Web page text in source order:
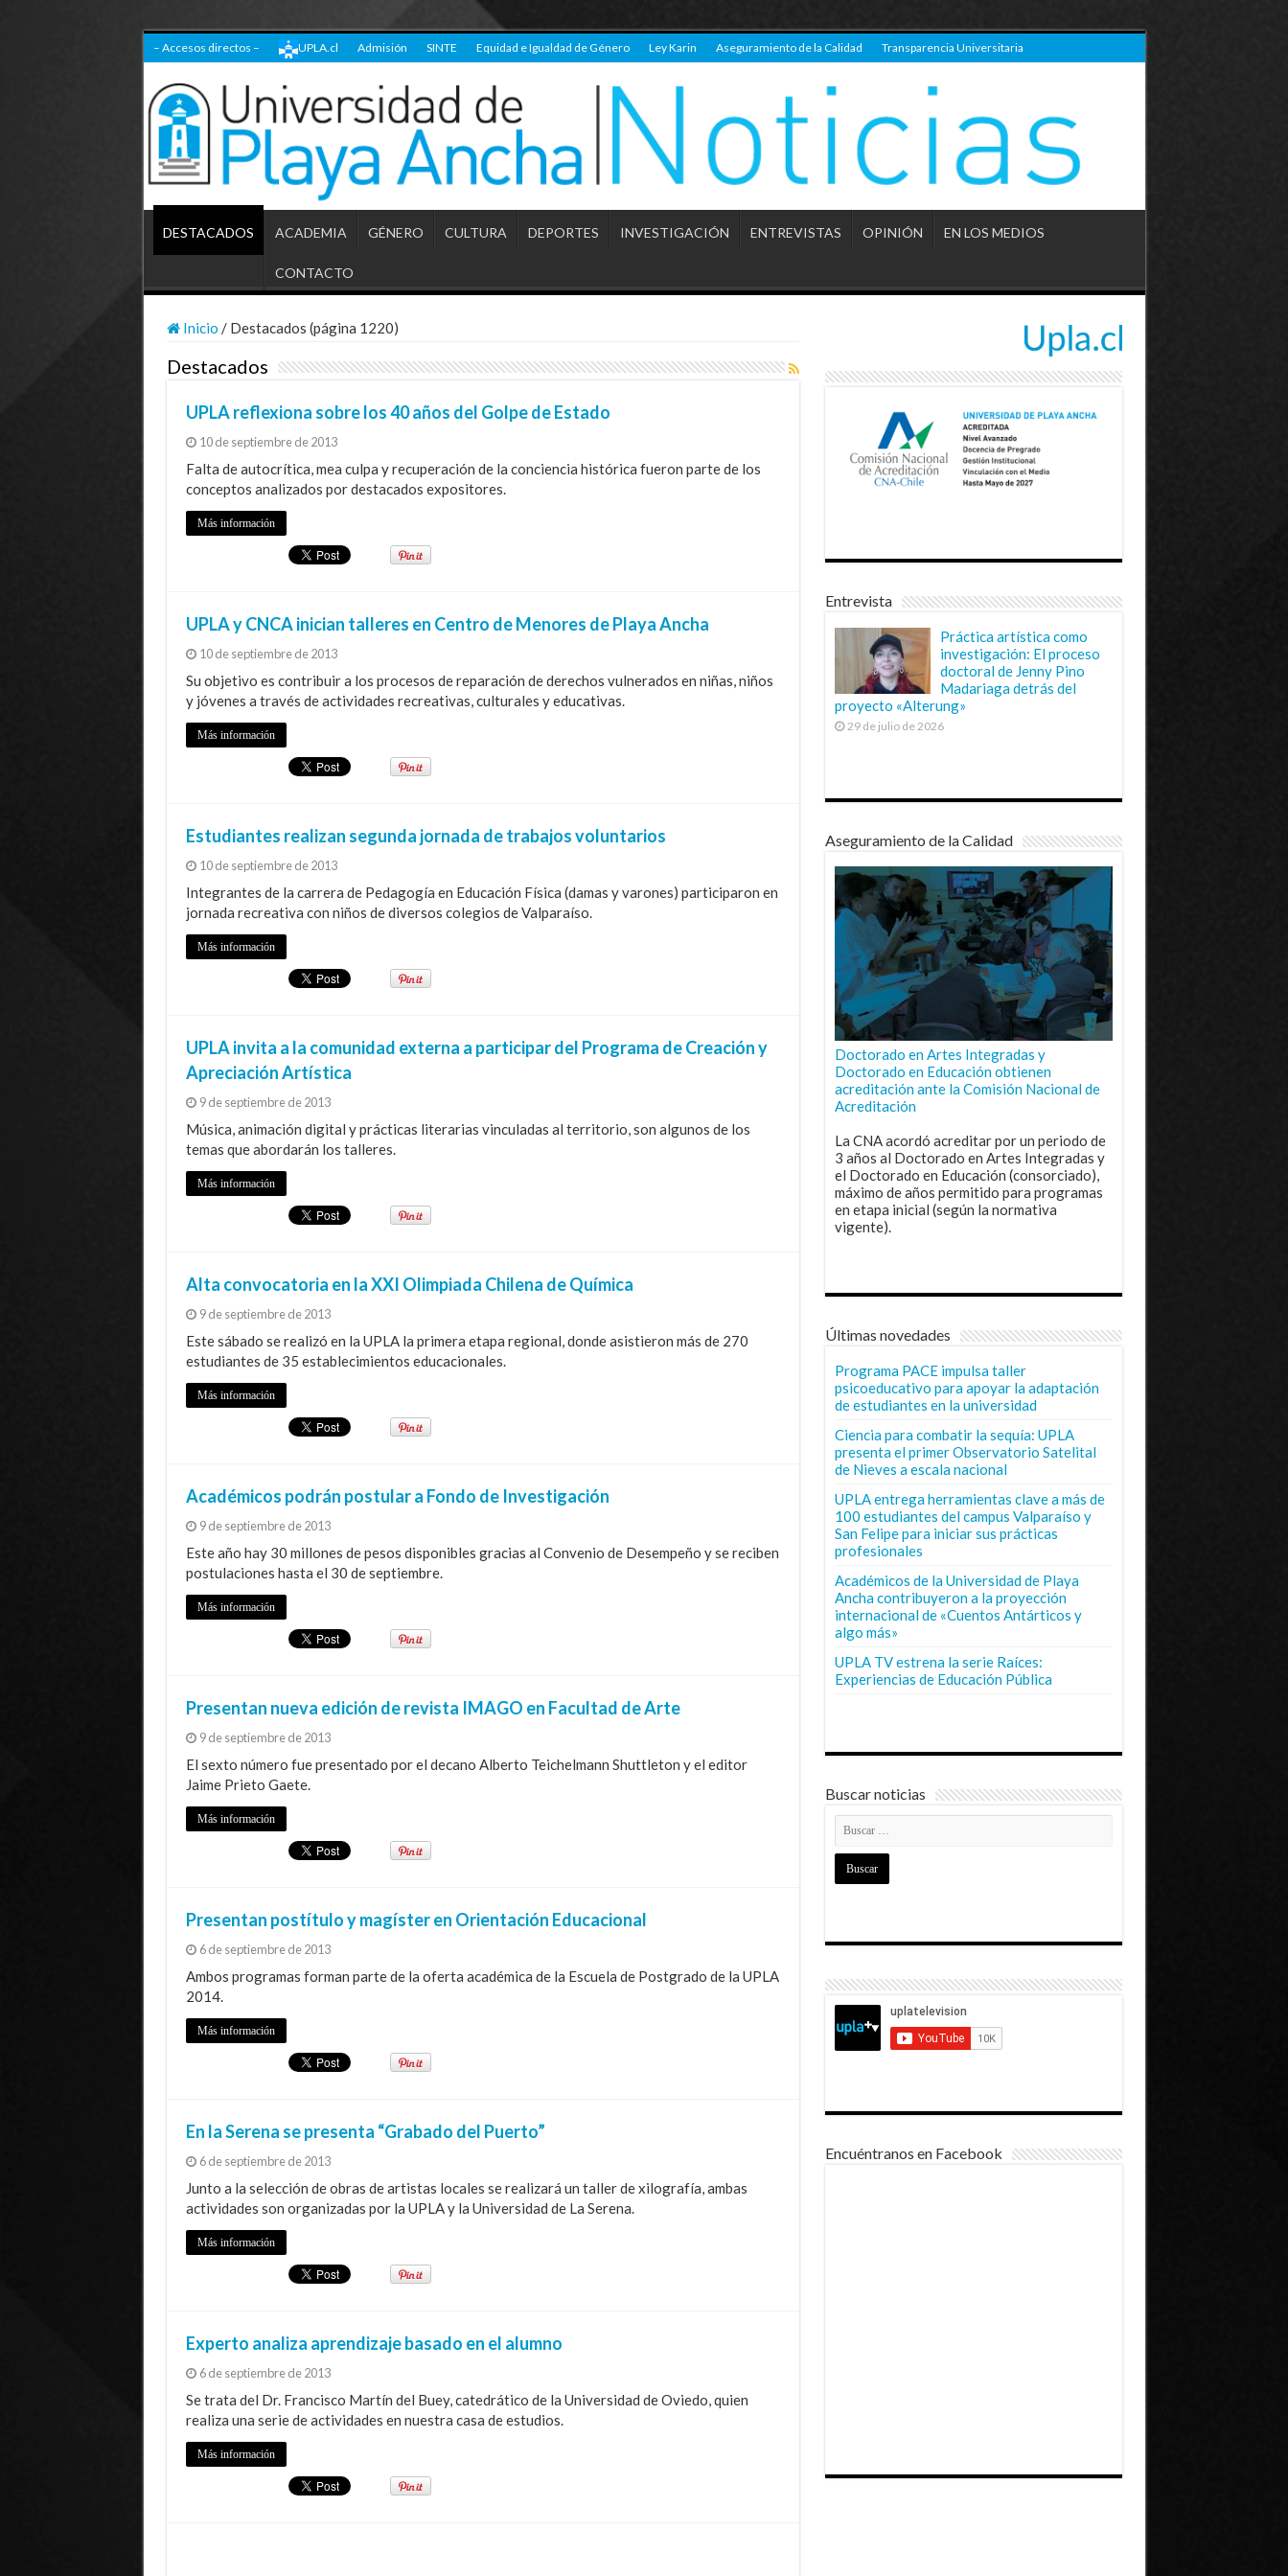
– Accesos directos – UPLA.cl Admisión SINTE Equidad e Igualdad de Género Ley Karin Aseguramiento de la Calidad Transparencia Universitaria
DESTACADOS ACADEMIA GÉNERO CULTURA DEPORTES INVESTIGACIÓN ENTREVISTAS OPINIÓN EN LOS MEDIOS
CONTACTO
Inicio / Destacados (página 1220)
Destacados
UPLA reflexiona sobre los 40 años del Golpe de Estado
10 de septiembre de 2013
Falta de autocrítica, mea culpa y recuperación de la conciencia histórica fueron parte de los
conceptos analizados por destacados expositores.
Más información
UPLA y CNCA inician talleres en Centro de Menores de Playa Ancha
10 de septiembre de 2013
Su objetivo es contribuir a los procesos de reparación de derechos vulnerados en niñas, niños
y jóvenes a través de actividades recreativas, culturales y educativas.
Más información
Estudiantes realizan segunda jornada de trabajos voluntarios
10 de septiembre de 2013
Integrantes de la carrera de Pedagogía en Educación Física (damas y varones) participaron en
jornada recreativa con niños de diversos colegios de Valparaíso.
Más información
UPLA invita a la comunidad externa a participar del Programa de Creación y
Apreciación Artística
9 de septiembre de 2013
Música, animación digital y prácticas literarias vinculadas al territorio, son algunos de los
temas que abordarán los talleres.
Más información
Alta convocatoria en la XXI Olimpiada Chilena de Química
9 de septiembre de 2013
Este sábado se realizó en la UPLA la primera etapa regional, donde asistieron más de 270
estudiantes de 35 establecimientos educacionales.
Más información
Académicos podrán postular a Fondo de Investigación
9 de septiembre de 2013
Este año hay 30 millones de pesos disponibles gracias al Convenio de Desempeño y se reciben
postulaciones hasta el 30 de septiembre.
Más información
Presentan nueva edición de revista IMAGO en Facultad de Arte
9 de septiembre de 2013
El sexto número fue presentado por el decano Alberto Teichelmann Shuttleton y el editor
Jaime Prieto Gaete.
Más información
Presentan postítulo y magíster en Orientación Educacional
6 de septiembre de 2013
Ambos programas forman parte de la oferta académica de la Escuela de Postgrado de la UPLA
2014.
Más información
En la Serena se presenta “Grabado del Puerto”
6 de septiembre de 2013
Junto a la selección de obras de artistas locales se realizará un taller de xilografía, ambas
actividades son organizadas por la UPLA y la Universidad de La Serena.
Más información
Experto analiza aprendizaje basado en el alumno
6 de septiembre de 2013
Se trata del Dr. Francisco Martín del Buey, catedrático de la Universidad de Oviedo, quien
realiza una serie de actividades en nuestra casa de estudios.
Más información
Entrevista
Práctica artística como
investigación: El proceso
doctoral de Jenny Pino
Madariaga detrás del
proyecto «Alterung»
29 de julio de 2026
Aseguramiento de la Calidad
Doctorado en Artes Integradas y
Doctorado en Educación obtienen
acreditación ante la Comisión Nacional de
Acreditación
La CNA acordó acreditar por un periodo de
3 años al Doctorado en Artes Integradas y
el Doctorado en Educación (consorciado),
máximo de años permitido para programas
en etapa inicial (según la normativa
vigente).
Últimas novedades
Programa PACE impulsa taller
psicoeducativo para apoyar la adaptación
de estudiantes en la universidad
Ciencia para combatir la sequía: UPLA
presenta el primer Observatorio Satelital
de Nieves a escala nacional
UPLA entrega herramientas clave a más de
100 estudiantes del campus Valparaíso y
San Felipe para iniciar sus prácticas
profesionales
Académicos de la Universidad de Playa
Ancha contribuyeron a la proyección
internacional de «Cuentos Antárticos y
algo más»
UPLA TV estrena la serie Raíces:
Experiencias de Educación Pública
Buscar noticias
Encuéntranos en Facebook